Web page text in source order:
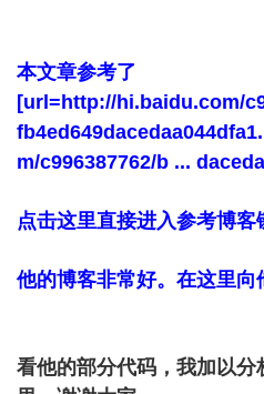
本文章参考了
[url=http://hi.baidu.com/
m/c996387762/b ...
点击这里直接进入参考博客
他的博客非常好。在这里向
看他的部分代码，我加以